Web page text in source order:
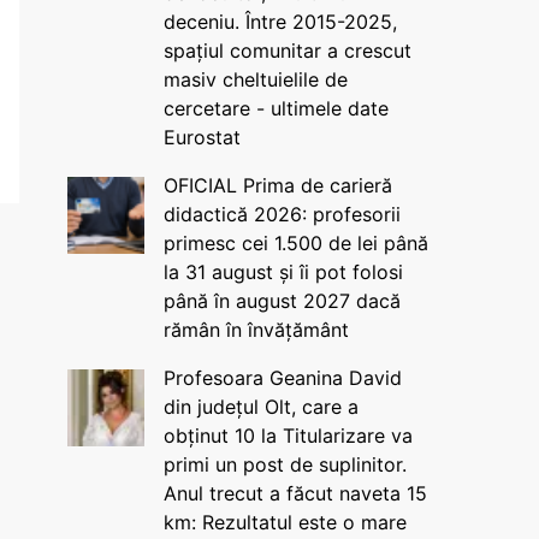
deceniu. Între 2015-2025,
spațiul comunitar a crescut
masiv cheltuielile de
cercetare - ultimele date
Eurostat
OFICIAL Prima de carieră
didactică 2026: profesorii
primesc cei 1.500 de lei până
la 31 august și îi pot folosi
până în august 2027 dacă
rămân în învățământ
Profesoara Geanina David
din județul Olt, care a
obținut 10 la Titularizare va
primi un post de suplinitor.
Anul trecut a făcut naveta 15
km: Rezultatul este o mare